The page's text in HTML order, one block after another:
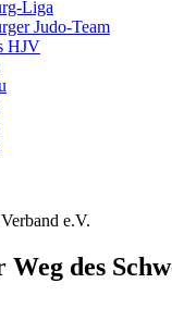
Liga
Judo-Team
HJV
des